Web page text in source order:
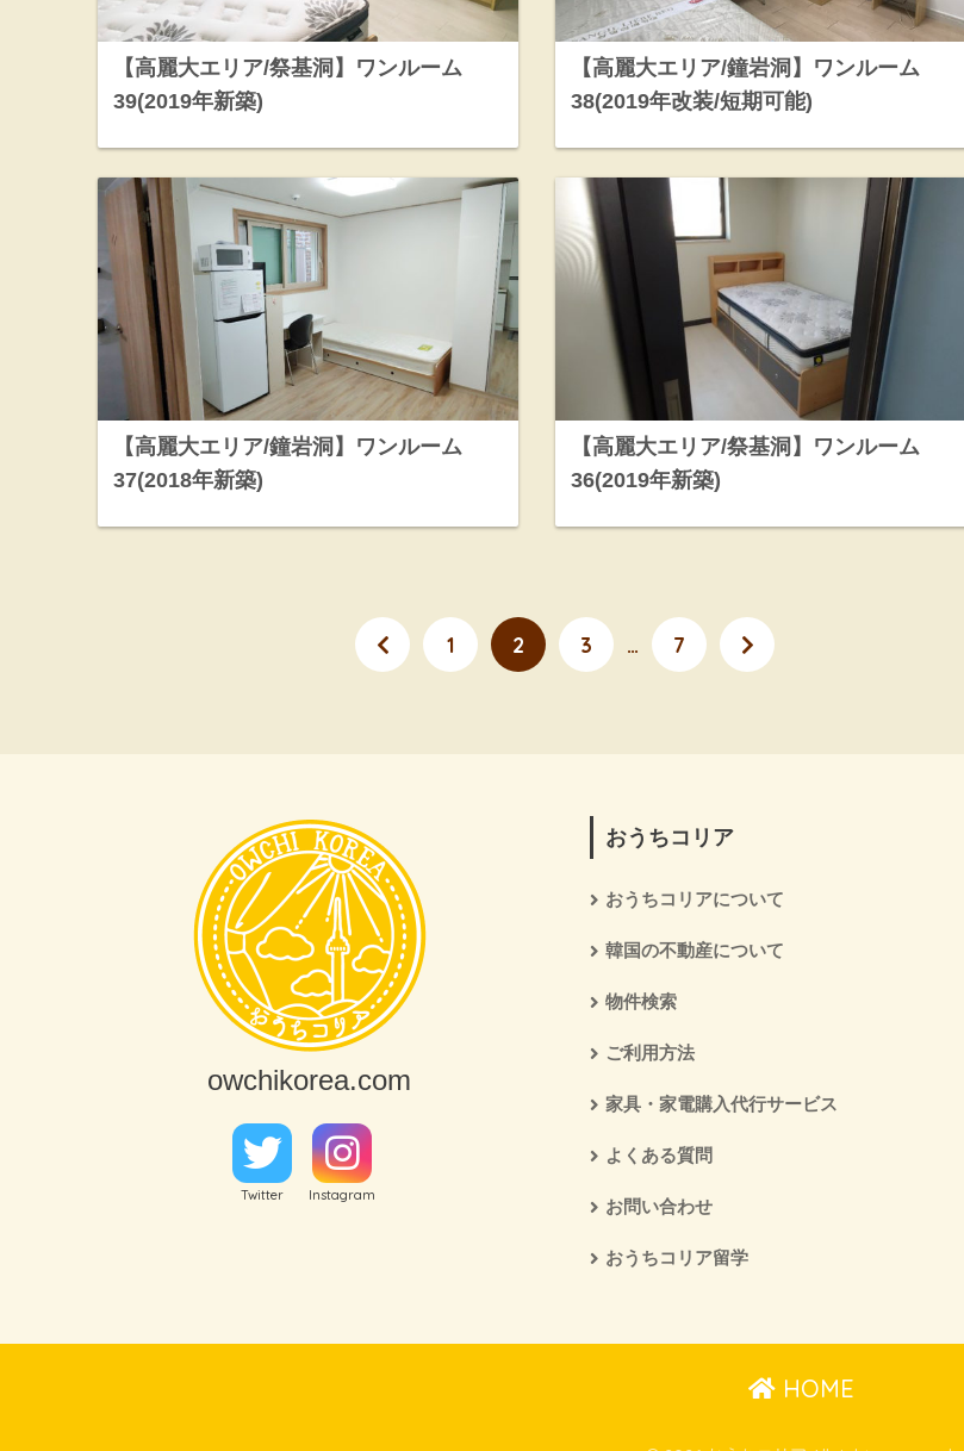
【高麗大エリア/祭基洞】ワンルーム
39(2019年新築)
【高麗大エリア/鐘岩洞】ワンルーム
38(2019年改装/短期可能)
【高麗大エリア/鐘岩洞】ワンルーム
37(2018年新築)
【高麗大エリア/祭基洞】ワンルーム
36(2019年新築)
1 2 3 … 7
owchikorea.com
Twitter Instagram
おうちコリア
おうちコリアについて
韓国の不動産について
物件検索
ご利用方法
家具・家電購入代行サービス
よくある質問
お問い合わせ
おうちコリア留学
HOME